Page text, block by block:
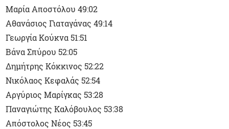
Μαρία Αποστόλου 49:02
Αθανάσιος Γιαταγάνας 49:14
Γεωργία Κούκνα 51:51
Βάνα Σπύρου 52:05
Δημήτρης Κόκκινος 52:22
Νικόλαος Κεφαλάς 52:54
Αργύριος Μαρίγκας 53:28
Παναγιώτης Καλόβουλος 53:38
Απόστολος Νέος 53:45